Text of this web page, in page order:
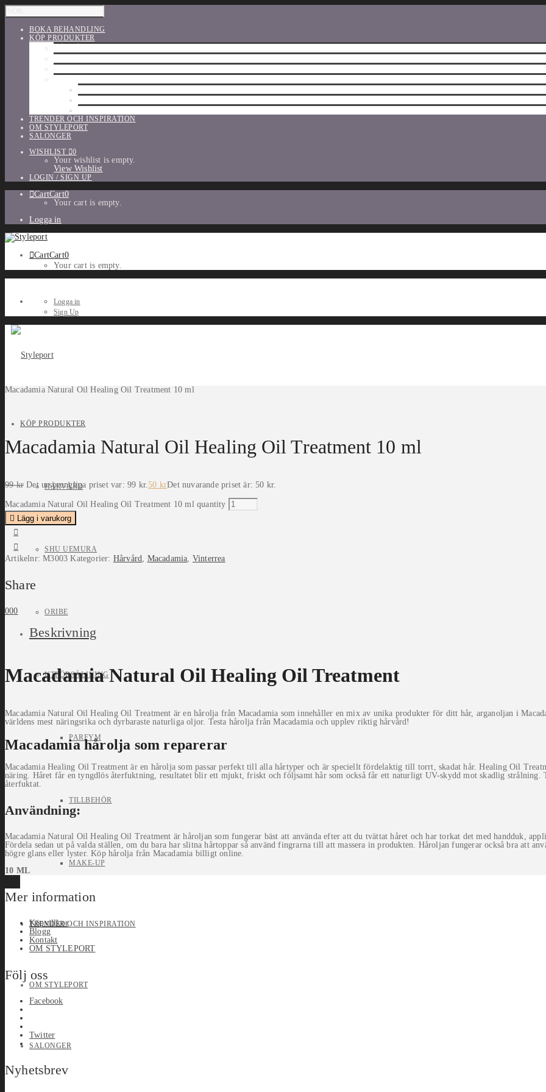
BOKA BEHANDLING
KÖP PRODUKTER
TRENDER OCH INSPIRATION
OM STYLEPORT
SALONGER
WISHLIST
0
Your wishlist is empty.
View Wishlist
LOGIN / SIGN UP
CartCart0
Your cart is empty.
Logga in
CartCart0
Your cart is empty.
Logga in
Sign Up
KÖP PRODUKTER
HÅRVÅRD
SHU UEMURA
ORIBE
UTFÖRSÄLJNING
PARFYM
TILLBEHÖR
MAKE-UP
TRENDER OCH INSPIRATION
OM STYLEPORT
SALONGER
Macadamia Natural Oil Healing Oil Treatment 10 ml
Macadamia Natural Oil Healing Oil Treatment 10 ml
99kr Det ursprungliga priset var: 99 kr.50 krDet nuvarande priset är: 50 kr.
Macadamia Natural Oil Healing Oil Treatment 10 ml quantity
Lägg i varukorg
Artikelnr:M3003 Kategorier: Hårvård, Macadamia, Vinterrea
Share
000
Beskrivning
Macadamia Natural Oil Healing Oil Treatment
Macadamia Natural Oil Healing Oil Treatment är en hårolja från Macadamia som innehåller en mix av unika produkter för ditt hår, arganoljan i
världens mest näringsrika och dyrbaraste naturliga oljor. Testa hårolja från Macadamia och upplev riktig hårvård!
Macadamia hårolja som reparerar
Macadamia Healing Oil Treatment är en hårolja som passar perfekt till alla hårtyper och är speciellt fördelaktig till torrt, skadat hår. Healing Oil
näring. Håret får en tyngdlös återfuktning, resultatet blir ett mjukt, friskt och följsamt hår som också får ett naturligt UV-skydd mot skadlig
återfuktat.
Användning:
Macadamia Natural Oil Healing Oil Treatment är håroljan som fungerar bäst att använda efter att du tvättat håret och har torkat det med handduk,
Fördela sedan ut på valda ställen, om du bara har slitna hårtoppar så använd fingrarna till att massera in produkten. Håroljan fungerar också bra att
högre glans eller lyster. Köp hårolja från Macadamia billigt online.
10 ML
Mer information
Köpvillkor
Blogg
Kontakt
OM STYLEPORT
Följ oss
Facebook
Twitter
Nyhetsbrev